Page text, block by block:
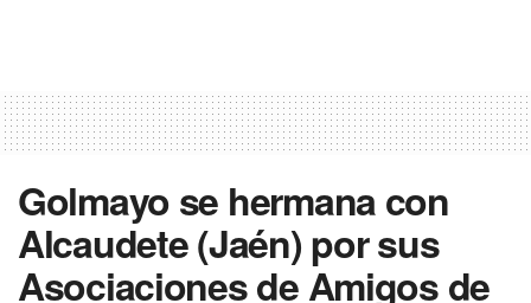
Golmayo se hermana con
Alcaudete (Jaén) por sus
Asociaciones de Amigos de